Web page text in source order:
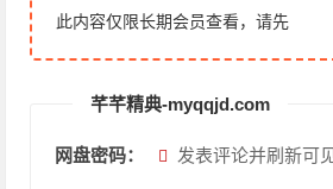
此内容仅限长期会员查看，请先
芊芊精典-myqqjd.com
网盘密码： 发表评论并刷新可